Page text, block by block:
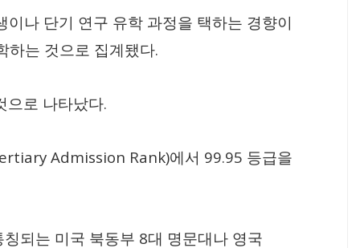
나 단기 연구 유학 과정을 택하는 경향이
하는 것으로 집계됐다.
으로 나타났다.
Admission Rank)에서 99.95 등급을
칭되는 미국 북동부 8대 명문대나 영국